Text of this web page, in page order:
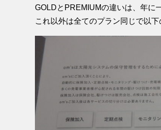
GOLDとPREMIUMの違いは、年に
これ以外は全てのプラン同じで以下